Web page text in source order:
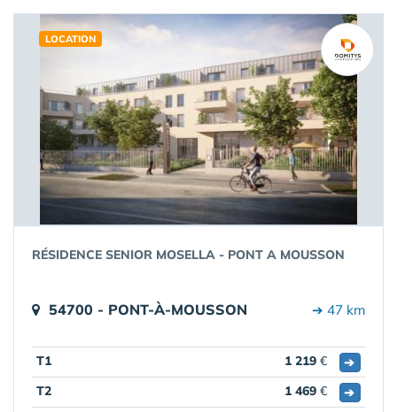
LOCATION
RÉSIDENCE SENIOR MOSELLA - PONT A MOUSSON
54700 - PONT-À-MOUSSON ➔ 47 km
T1 1 219 €
➔
T2
1 469 €
➔